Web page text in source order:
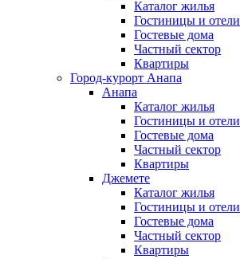
Каталог жилья
Гостиницы и отели
Гостевые дома
Частный сектор
Квартиры
Город-курорт Анапа
Анапа
Каталог жилья
Гостиницы и отели
Гостевые дома
Частный сектор
Квартиры
Джемете
Каталог жилья
Гостиницы и отели
Гостевые дома
Частный сектор
Квартиры